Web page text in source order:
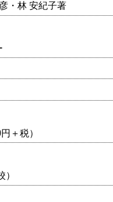
・林 安紀子著
＋税）